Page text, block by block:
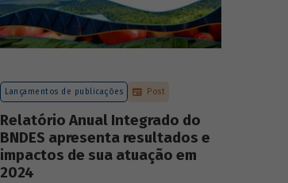
Lançamentos de publicações Post
Relatório Anual Integrado do
BNDES apresenta resultados e
impactos de sua atuação em
2024